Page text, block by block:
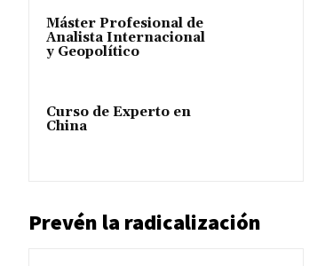
Máster Profesional de
Analista Internacional
y Geopolítico
Curso de Experto en
China
Prevén la radicalización